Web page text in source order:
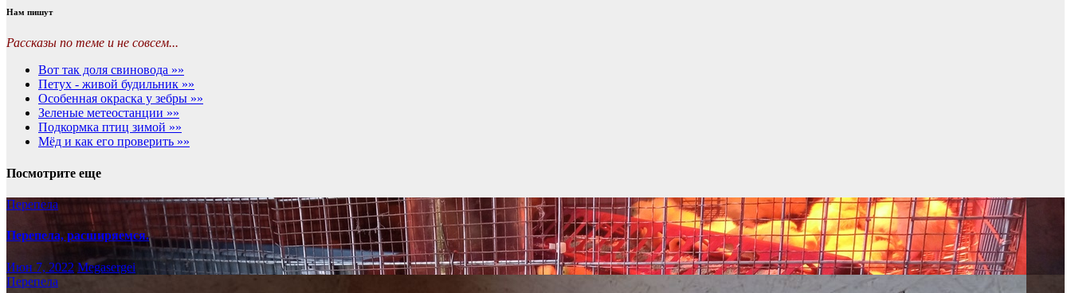
Нам пишут
Рассказы по теме и не совсем...
Вот так доля свиновода »»
Петух - живой будильник »»
Особенная окраска у зебры »»
Зеленые метеостанции »»
Подкормка птиц зимой »»
Мёд и как его проверить »»
Посмотрите еще
Перепела
Перепела, расширяемся.
Июн 7, 2022 Megasergei
Перепела